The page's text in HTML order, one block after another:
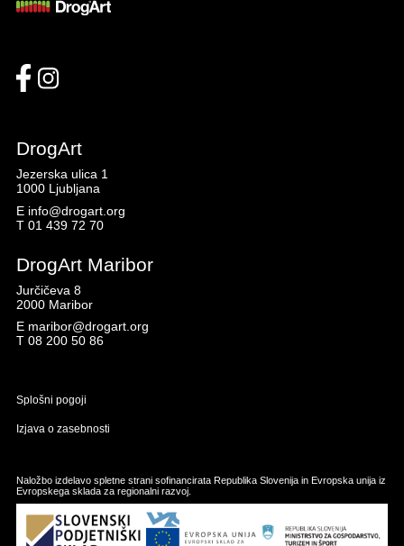
DrogArt
Jezerska ulica 1
1000 Ljubljana
E info@drogart.org
T 01 439 72 70
DrogArt Maribor
Jurčičeva 8
2000 Maribor
E maribor@drogart.org
T 08 200 50 86
Splošni pogoji
Izjava o zasebnosti
Naložbo izdelavo spletne strani sofinancirata Republika Slovenija in Evropska unija iz
Evropskega sklada za regionalni razvoj.